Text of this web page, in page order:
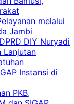
melalui
Jambi
DIY Nuryadi
Lanjutan
Instansi di
PKB,